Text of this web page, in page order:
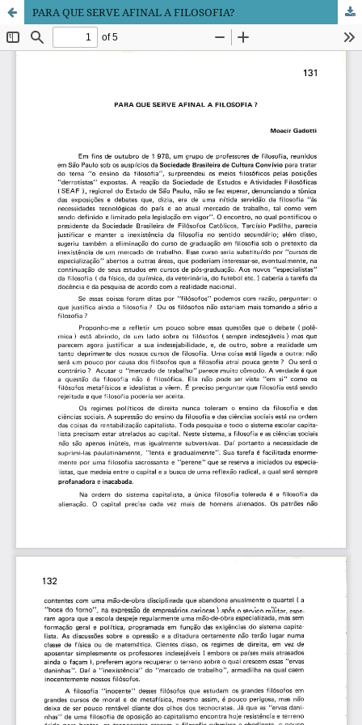
PARA QUE SERVE AFINAL A FILOSOFIA?